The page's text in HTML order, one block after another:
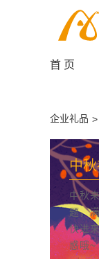
首 页
企业礼品 >
中
中秋
题，
快进
惑哦~